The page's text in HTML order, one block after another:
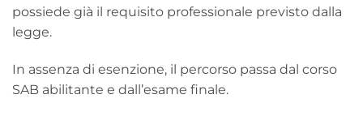
possiede già il requisito professionale previsto dalla
legge.
In assenza di esenzione, il percorso passa dal corso
SAB abilitante e dall’esame finale.